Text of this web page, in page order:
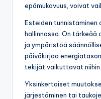
epämukavuus, voivat
Esteiden tunnistaminen
hallinnassa. On
ja ympäristöä
päiväkirjaa
tekijät vaikuttavat niihin.
Yksinkertaiset
järjestäminen tai